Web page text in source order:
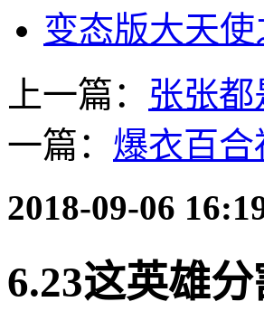
变态版大天使
上一篇： 张张都
一篇： 爆衣百合
2018-09-06
6.23这英雄